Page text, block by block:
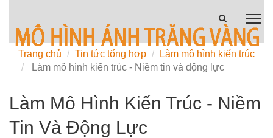
Làm Mô Hình Kiến Trúc - Niềm
Tin Và Động Lực
Trang chủ Tin tức tổng hợp
Làm mô hình kiến trúc
Làm mô hình kiến trúc - Niềm tin và động lực